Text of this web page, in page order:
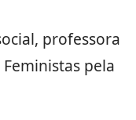
professora
pela